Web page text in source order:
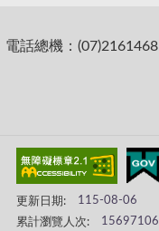
電話總機：(07)2161468
更新日期:
115-08-06
累計瀏覽人次:
15697106